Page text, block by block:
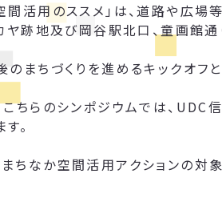
間活用のススメ」は、道路や広
跡地及び岡谷駅北口、童画館通
のまちづくりを進めるキックオフ
ちらのシンポジウムでは、
。
ちなか空間活用アクションの対